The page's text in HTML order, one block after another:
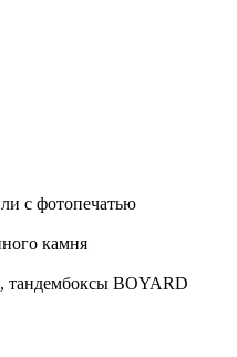
с фотопечатью
камня
BOYARD